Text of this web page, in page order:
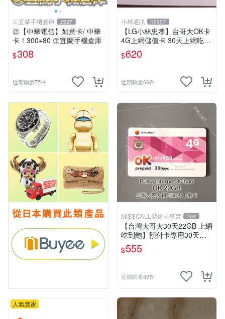
㊣宜蘭手機倉庫 2227
㊣【中華電信】如意卡/ 中華
卡！300+80 ㊣宜蘭手機倉庫
$308
近期銷量75件
小林通訊 10607
【LG小林忠孝】台哥大OK卡
4G上網儲值卡 30天上網吃到
飽 (45GB後降速至5MB)
$620
近期銷量66件
MISSCALL儲值卡專賣 269
【台灣大哥大30天22GB 上網
吃到飽】預付卡專用30天上
網補充卡/儲值卡．Internet O
K 台哥大．OK499⚡MissCall
$555
近期銷量69件
人氣賣家